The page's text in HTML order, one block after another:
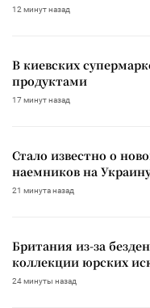
12 минут назад
В киевских
продуктами
17 минут назад
Стало известно о
наемников на
21 минута назад
Британия из-за
коллекции юрских
24 минуты назад